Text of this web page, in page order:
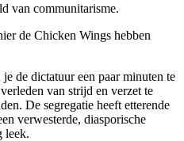
van communitarisme.
de Chicken Wings hebben
de dictatuur een paar minuten te
van strijd en verzet te
De segregatie heeft etterende
verwesterde, diasporische
leek.